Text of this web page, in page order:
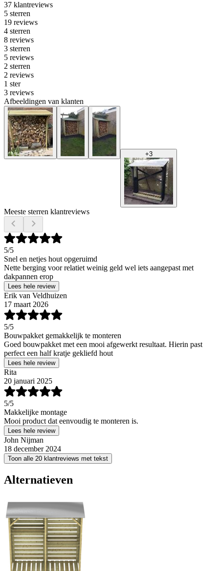
37 klantreviews
5 sterren
19 reviews
4 sterren
8 reviews
3 sterren
5 reviews
2 sterren
2 reviews
1 ster
3 reviews
Afbeeldingen van klanten
+3
Meeste sterren klantreviews
5/5
Snel en netjes hout opgeruimd
Nette berging voor relatiet weinig geld wel iets aangepast met
dakpannen erop
Lees hele review
Erik van Veldhuizen
17 maart 2026
5/5
Bouwpakket gemakkelijk te monteren
Goed bouwpakket met een mooi afgewerkt resultaat. Hierin past
perfect een half kratje gekliefd hout
Lees hele review
Rita
20 januari 2025
5/5
Makkelijke montage
Mooi product dat eenvoudig te monteren is.
Lees hele review
John Nijman
18 december 2024
Toon alle 20 klantreviews met tekst
Alternatieven